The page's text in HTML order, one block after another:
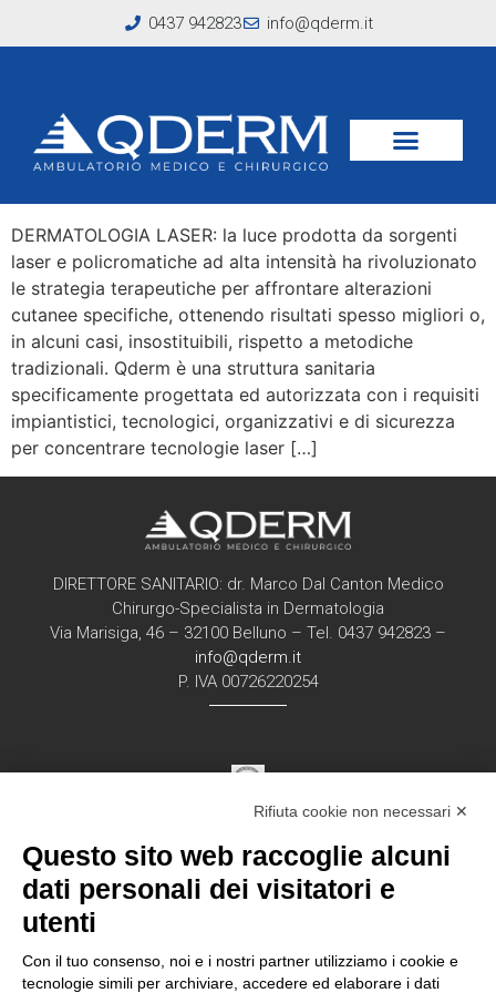
0437 942823 info@qderm.it
Tag:CO2
Trattamenti laser
DERMATOLOGIA LASER: la luce prodotta da sorgenti
laser e policromatiche ad alta intensità ha rivoluzionato
le strategia terapeutiche per affrontare alterazioni
cutanee specifiche, ottenendo risultati spesso migliori o,
in alcuni casi, insostituibili, rispetto a metodiche
tradizionali. Qderm è una struttura sanitaria
specificamente progettata ed autorizzata con i requisiti
impiantistici, tecnologici, organizzativi e di sicurezza
per concentrare tecnologie laser […]
DIRETTORE SANITARIO: dr. Marco Dal Canton Medico
Chirurgo-Specialista in Dermatologia
Via Marisiga, 46 – 32100 Belluno – Tel. 0437 942823 –
info@qderm.it
P. IVA 00726220254
per la erogazione di servizi medici e chirurgici di
diagnosi e cura nell’ambito
della disciplina della Dermatologia in regime
Rifiuta cookie non necessari ✕
Questo sito web raccoglie alcuni
dati personali dei visitatori e
utenti
Con il tuo consenso, noi e i nostri partner utilizziamo i cookie e
tecnologie simili per archiviare, accedere ed elaborare i dati